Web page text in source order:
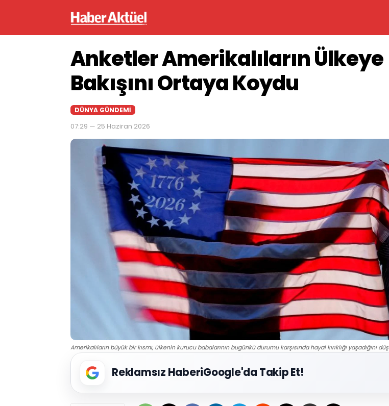
Anketler Amerikalıların Ülkeye
Bakışını Ortaya Koydu
DÜNYA GÜNDEMI
07:29 — 25 Haziran 2026
Amerikalıların büyük bir kısmı, ülkenin kurucu babalarının bugünkü durumu karşısında hayal kırıklığı yaşadığını
Reklamsız HaberiGoogle'da Takip Et!